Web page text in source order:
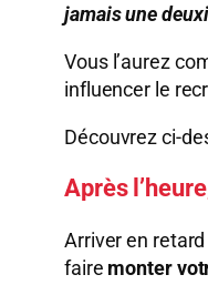
jamais une
Vous l’aurez
influencer le
Découvrez ci-
Après
Arriver en
faire monter